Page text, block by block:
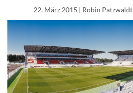
22. März 2015 | Robin Patzwaldt